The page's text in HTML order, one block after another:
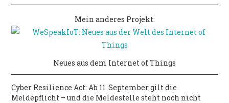
Mein anderes Projekt:
Neues aus dem Internet of Things
Cyber Resilience Act: Ab 11. September gilt die
Meldepflicht – und die Meldestelle steht noch nicht